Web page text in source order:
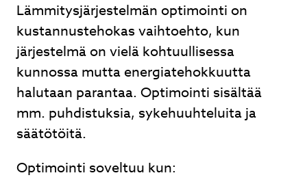
Lämmitysjärjestelmän optimointi on
kustannustehokas vaihtoehto, kun
järjestelmä on vielä kohtuullisessa
kunnossa mutta energiatehokkuutta
halutaan parantaa. Optimointi sisältää
mm. puhdistuksia, sykehuuhteluita ja
säätötöitä.
Optimointi soveltuu kun: